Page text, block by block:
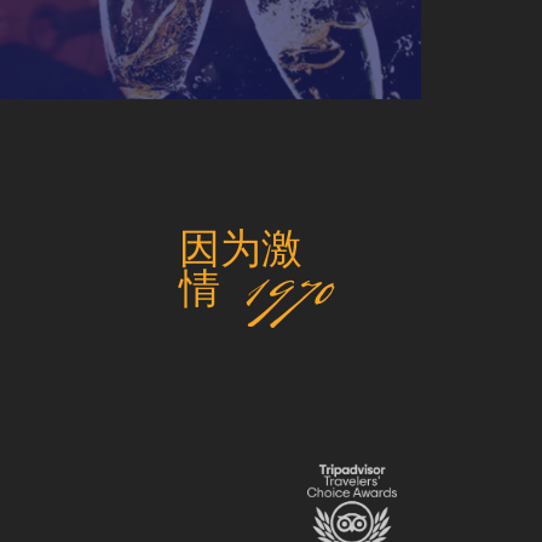
因为激
情 1970